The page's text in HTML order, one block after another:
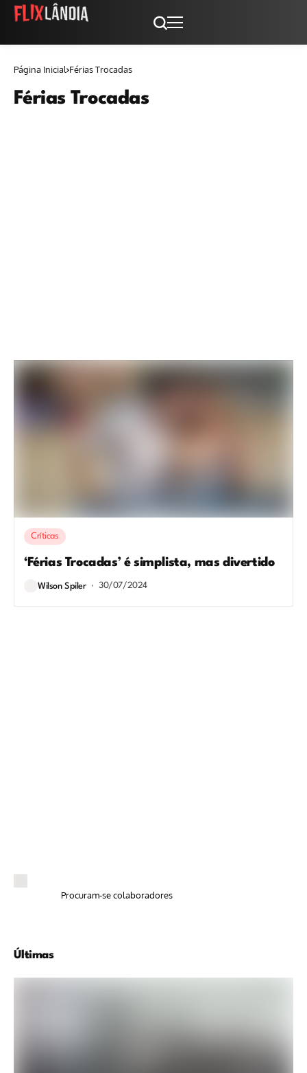
Página Inicial Férias Trocadas
Férias Trocadas
Críticas
‘Férias Trocadas’ é simplista, mas divertido
Wilson Spiler 30/07/2024
Procuram-se colaboradores
Últimas